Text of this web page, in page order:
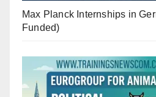
Max Planck Internships in
Funded)